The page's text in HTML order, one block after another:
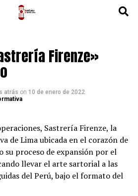
Firenze»
atrás on 10 de enero de 2022
Sastrería Firenze, la
de Lima ubicada en el corazón de
su proceso de expansión por el
llevar el arte sartorial a las
del Perú, bajo el formato del